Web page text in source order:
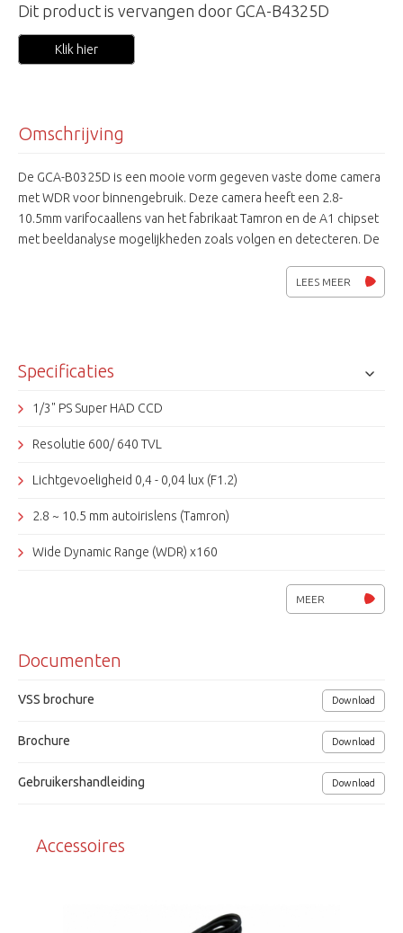
Dit product is vervangen door GCA-B4325D
Klik hier
Omschrijving
De GCA-B0325D is een mooie vorm gegeven vaste dome camera
met WDR voor binnengebruik. Deze camera heeft een 2.8-
10.5mm varifocaallens van het fabrikaat Tamron en de A1 chipset
met beeldanalyse mogelijkheden zoals volgen en detecteren. De
LEES MEER
Specificaties
1/3" PS Super HAD CCD
Resolutie 600/ 640 TVL
Lichtgevoeligheid 0,4 - 0,04 lux (F1.2)
2.8 ~ 10.5 mm autoirislens (Tamron)
Wide Dynamic Range (WDR) x160
8 instelbare privacy zones (polygonaal), motion detection
S/N 52dB
Voedingsspanning 12Vdc / 24Vac / 2.16 W
MEER
Documenten
VSS brochure Download
Brochure Download
Gebruikershandleiding Download
Accessoires